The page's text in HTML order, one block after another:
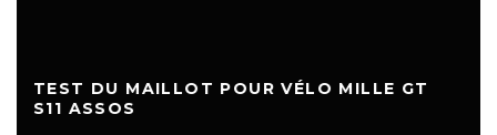
TEST DU MAILLOT POUR VÉLO MILLE GT
S11 ASSOS